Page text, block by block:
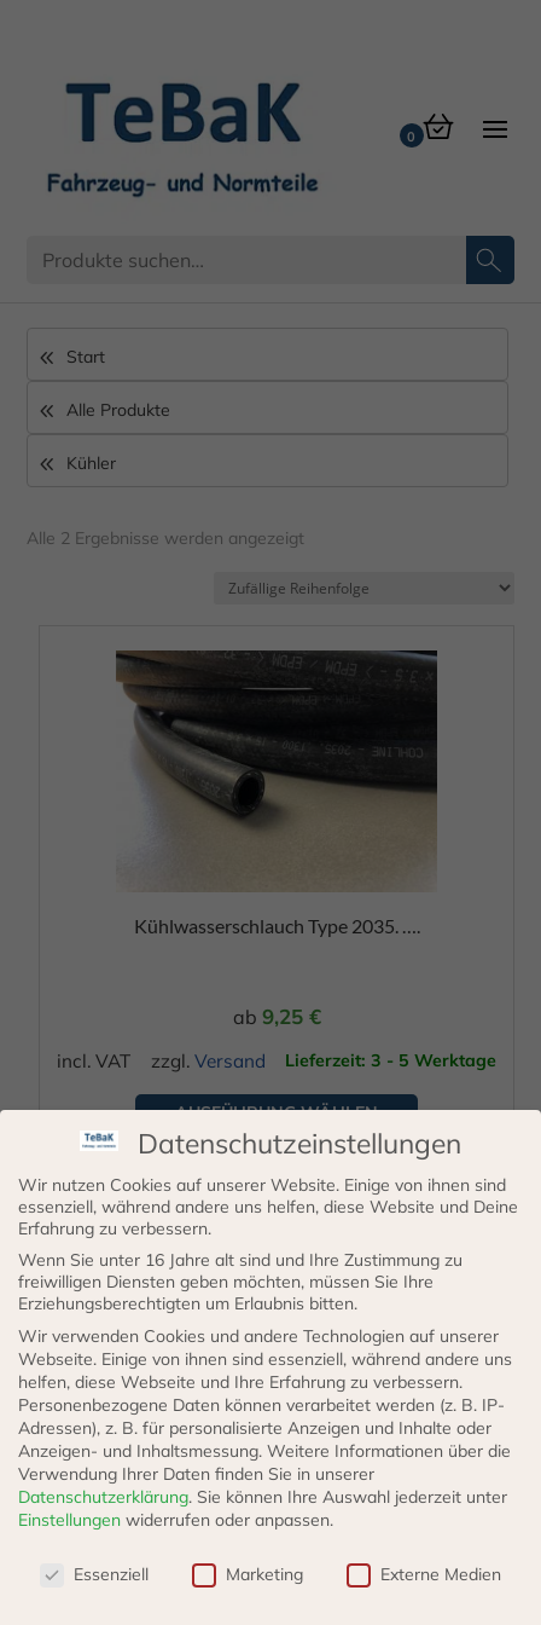
Kühlwasserschlauch
Start
Alle Produkte
Kühler
Alle 2 Ergebnisse werden angezeigt
Kühlwasserschlauch Type 2035. ….
ab 9,25 €
incl. VAT zzgl. Versand Lieferzeit: 3 - 5 Werktage
AUSFÜHRUNG WÄHLEN
Produkt
gewählt
werden
Kühlwasserschlauch verschiedene Abmessungen
ab39,55
Dieses
Produkt
weist
mehrere
Varianten
auf.
Die
Optionen
können
auf
Datenschutzeinstellungen
Wir nutzen Cookies auf unserer Website. Einige von ihnen sind
essenziell, während andere uns helfen, diese Website und Deine
Erfahrung zu verbessern.
Wenn Sie unter 16 Jahre alt sind und Ihre Zustimmung zu
freiwilligen Diensten geben möchten, müssen Sie Ihre
Erziehungsberechtigten um Erlaubnis bitten.
Wir verwenden Cookies und andere Technologien auf unserer
Webseite. Einige von ihnen sind essenziell, während andere uns
helfen, diese Webseite und Ihre Erfahrung zu verbessern.
Personenbezogene Daten können verarbeitet werden (z. B. IP-
Adressen), z. B. für personalisierte Anzeigen und Inhalte oder
Anzeigen- und Inhaltsmessung. Weitere Informationen über die
Verwendung Ihrer Daten finden Sie in unserer
Datenschutzerklärung. Sie können Ihre Auswahl jederzeit unter
Einstellungen widerrufen oder anpassen.
Essenziell Marketing Externe Medien